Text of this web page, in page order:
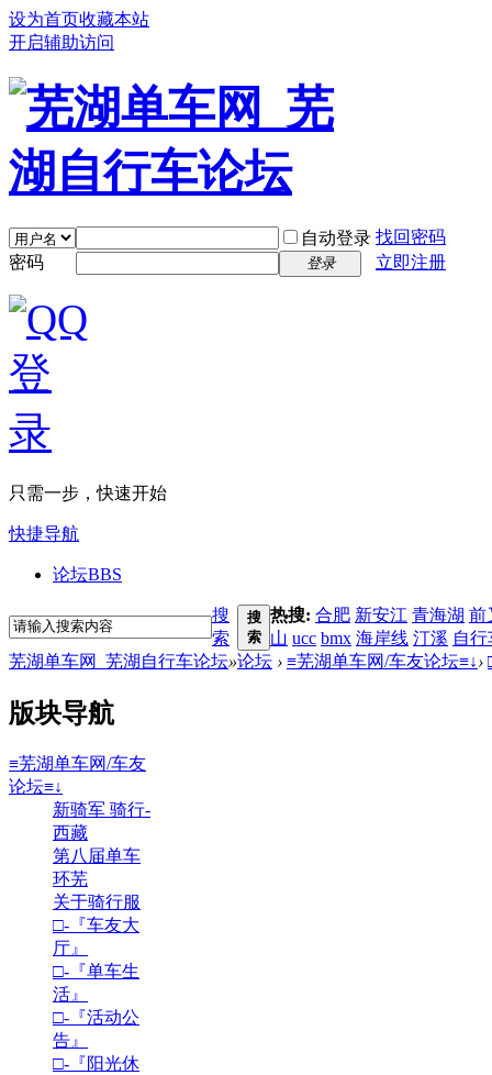
设为首页收藏本站
开启辅助访问
自动登录 找回密码
密码
登录 立即注册
只需一步，快速开始
快捷导航
论坛BBS
搜
索
搜
索
热搜: 合肥 新安江 青海湖 前
山 ucc bmx 海岸线 汀溪 自
芜湖单车网_芜湖自行车论坛»论坛 › ≡芜湖单车网/车友论坛≡↓›
版块导航
≡芜湖单车网/车友
论坛≡↓
新骑军 骑行-
西藏
第八届单车
环芜
关于骑行服
□-『车友大
厅』
□-『单车生
活』
□-『活动公
告』
□-『阳光休